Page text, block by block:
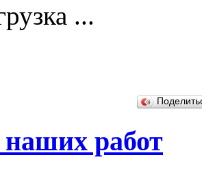
...
наших работ